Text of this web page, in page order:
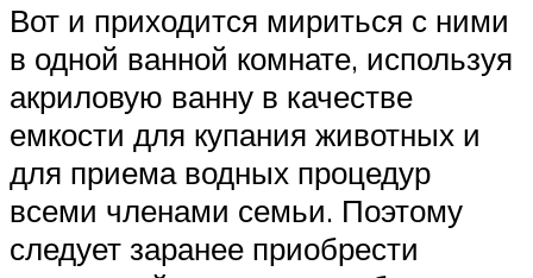
Вот и приходится мириться с ними
в одной ванной комнате, используя
акриловую ванну в качестве
емкости для купания животных и
для приема водных процедур
всеми членами семьи. Поэтому
следует заранее приобрести